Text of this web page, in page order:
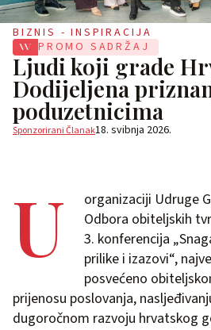
BIZNIS - INSPIRACIJA
PROMO SADRŽAJ
Ljudi koji grade
Dodijeljena
poduzetnicima
Sponzorirani Članak18. svibnja 2026.
U
organizaciji Udruge
Odbora obiteljskih
3. konferencija
prilike i izazovi“,
posvećeno
prijenosu poslovanja,
dugoročnom razvoju hrvatskog